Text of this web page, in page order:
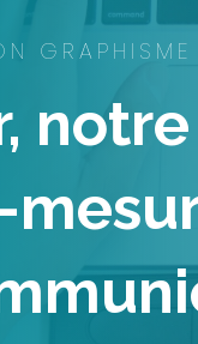
GRAPHISME